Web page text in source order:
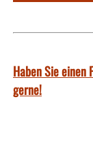
Haben Sie einen
gerne!